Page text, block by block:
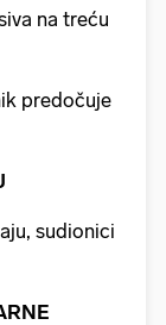
na treću
predočuje
sudionici